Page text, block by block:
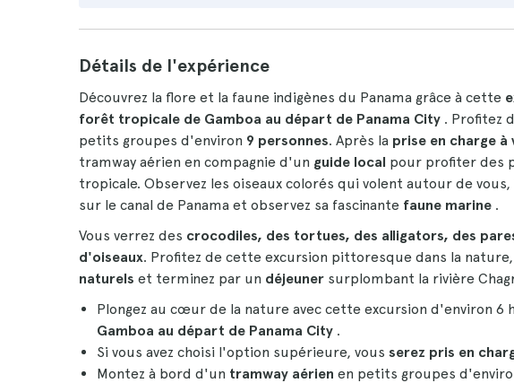
Détails de l'expérience
Découvrez la flore et la faune indigènes du Panama grâce à cette
forêt tropicale de Gamboa au départ de Panama City . Profitez
petits groupes d'environ 9 personnes. Après la prise en charge
tramway aérien en compagnie d'un guide local pour profiter des
tropicale. Observez les oiseaux colorés qui volent autour de
sur le canal de Panama et observez sa fascinante faune marine .
Vous verrez des crocodiles, des tortues, des alligators, des
d'oiseaux. Profitez de cette excursion pittoresque dans la
naturels et terminez par un déjeuner surplombant la rivière
Plongez au cœur de la nature avec cette excursion d'environ 6
Gamboa au départ de Panama City .
Si vous avez choisi l'option supérieure, vous serez pris en
Montez à bord d'un tramway aérien en petits groupes